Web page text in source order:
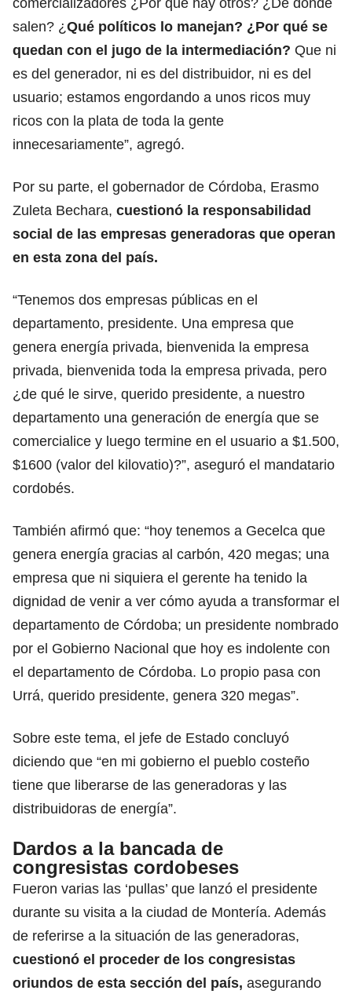
salen? ¿ Qué políticos lo manejan? ¿Por qué se
quedan con el jugo de la intermediación? Que ni
es del generador, ni es del distribuidor, ni es del
usuario; estamos engordando a unos ricos muy
ricos con la plata de toda la gente
innecesariamente”, agregó.
Por su parte, el gobernador de Córdoba, Erasmo
Zuleta Bechara, cuestionó la responsabilidad
social de las empresas generadoras que operan
en esta zona del país.
“Tenemos dos empresas públicas en el
departamento, presidente. Una empresa que
genera energía privada, bienvenida la empresa
privada, bienvenida toda la empresa privada, pero
¿de qué le sirve, querido presidente, a nuestro
departamento una generación de energía que se
comercialice y luego termine en el usuario a $1.500,
$1600 (valor del kilovatio)?”, aseguró el mandatario
cordobés.
También afirmó que: “hoy tenemos a Gecelca que
genera energía gracias al carbón, 420 megas; una
empresa que ni siquiera el gerente ha tenido la
dignidad de venir a ver cómo ayuda a transformar el
departamento de Córdoba; un presidente nombrado
por el Gobierno Nacional que hoy es indolente con
el departamento de Córdoba. Lo propio pasa con
Urrá, querido presidente, genera 320 megas”.
Sobre este tema, el jefe de Estado concluyó
diciendo que “en mi gobierno el pueblo costeño
tiene que liberarse de las generadoras y las
distribuidoras de energía”.
Dardos a la bancada de
congresistas cordobeses
Fueron varias las ‘pullas’ que lanzó el presidente
durante su visita a la ciudad de Montería. Además
de referirse a la situación de las generadoras,
cuestionó el proceder de los congresistas
oriundos de esta sección del país, asegurando